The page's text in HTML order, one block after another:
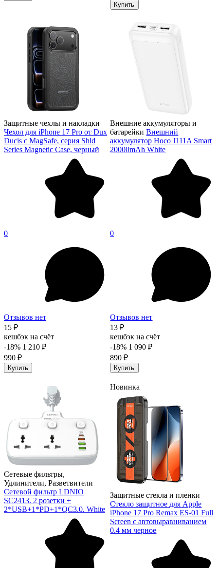
Купить
Защитные чехлы и накладки
Чехол для iPhone 17 Pro от Dux
Ducis с MagSafe, серия Shld
Series Magnetic Case, черный
0
Отзывов нет
15 ₽
кешбэк на счёт
-18% 1 210 ₽
990 ₽
Купить
Внешние аккумуляторы и
батарейки Внешний
аккумулятор Hoco J111A Smart
20000mAh White
0
Отзывов нет
13 ₽
кешбэк на счёт
-18% 1 090 ₽
890 ₽
Купить
Сетевые фильтры,
Удлинители, Разветвители
Сетевой фильтр LDNIO
SC2413. 2 розетки +
2*USB+1*PD+1*QC3.0. White
Новинка
Защитные стекла и пленки
Стекло защитное для Apple
iPhone 17 Pro Remax ES-01 Full
Screen с автовыравниванием
0.4 мм черное